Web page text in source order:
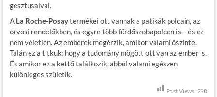
gesztusaival.
A La Roche-Posaytermékei ott vannak a patikák polcain, az
orvosi rendelőkben, és egyre több fürdőszobapolcon is – és ez
nem véletlen. Az emberek megérzik, amikor valami őszinte.
Talán ez a titkuk: hogy a tudomány mögött ott van az ember is.
És amikor ez a kettő találkozik, abból valami egészen
különleges születik.
Post Views: 298